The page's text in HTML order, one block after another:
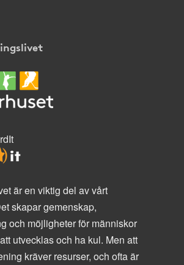
är en viktig del av vårt
skapar gemenskap,
och möjligheter för människor
utvecklas och ha kul. Men att
kräver resurser, och ofta är